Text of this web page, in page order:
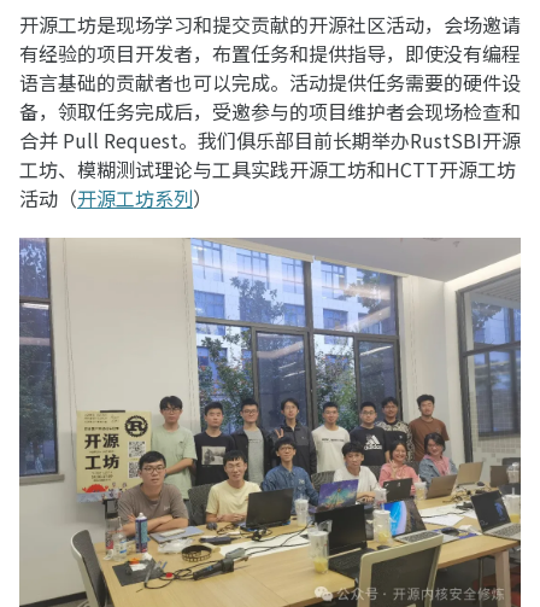
开源工坊是现场学习和提交贡献的开源社区活动，会场邀请
有经验的项目开发者，布置任务和提供指导，即使没有编程
语言基础的贡献者也可以完成。活动提供任务需要的硬件设
备，领取任务完成后，受邀参与的项目维护者会现场检查和
合并 Pull Request。我们俱乐部目前长期举办RustSBI开源
工坊、模糊测试理论与工具实践开源工坊和HCTT开源工坊
活动（开源工坊系列）